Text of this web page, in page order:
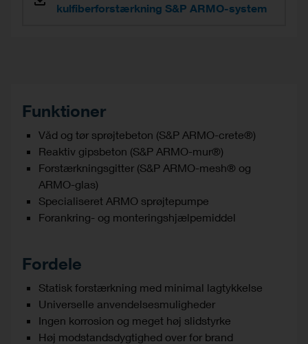
kulfiberforstærkning S&P ARMO-system
Funktioner
Våd og tør sprøjtebeton (S&P ARMO-crete®)
Reaktiv gipsbeton (S&P ARMO-mur®)
Forstærkningsgitter (S&P ARMO-mesh® og
ARMO-glas)
Specialiseret ARMO sprøjtepumpe
Forankring- og monteringshjælpemiddel
Fordele
Statisk forstærkning med minimal lagtykkelse
Universelle anvendelsesmuligheder
Ingen korrosion og meget høj slidstyrke
Høj modstandsdygtighed over for brand